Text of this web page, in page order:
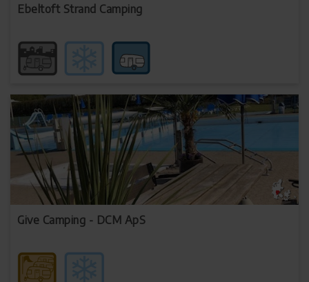
Ebeltoft Strand Camping
Give Camping - DCM ApS